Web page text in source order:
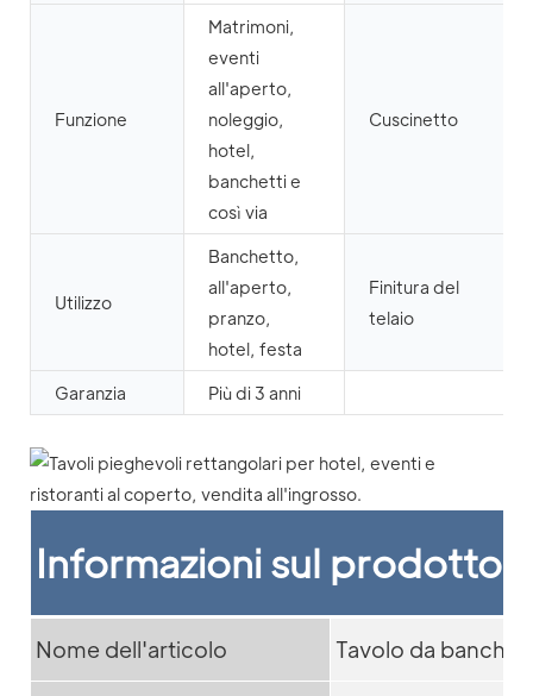
Funzione
Matrimoni,
eventi
all'aperto,
noleggio,
hotel,
banchetti e
così via
Cuscinetto
Utilizzo
Banchetto,
all'aperto,
pranzo,
hotel, festa
Finitura del
telaio
Garanzia Più di 3 anni
Informazioni sul prodotto
Nome dell'articolo Tavolo da